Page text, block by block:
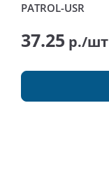
PATROL-USR
37.25 р./шт